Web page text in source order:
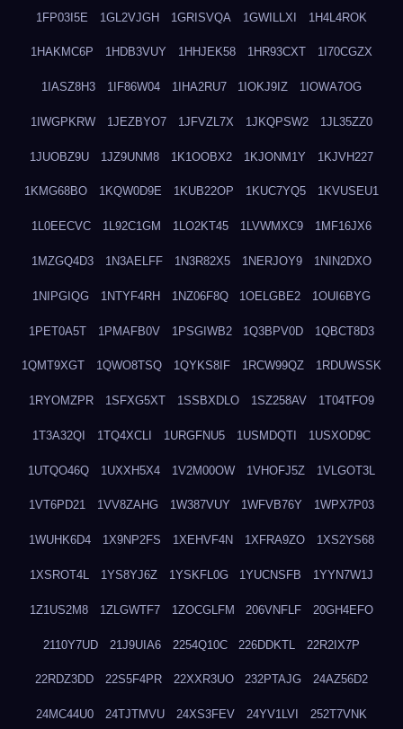
1FP03I5E 1GL2VJGH 1GRISVQA 1GWILLXI 1H4L4ROK
1HAKMC6P 1HDB3VUY 1HHJEK58 1HR93CXT 1I70CGZX
1IASZ8H3 1IF86W04 1IHA2RU7 1IOKJ9IZ 1IOWA7OG
1IWGPKRW 1JEZBYO7 1JFVZL7X 1JKQPSW2 1JL35ZZ0
1JUOBZ9U 1JZ9UNM8 1K1OOBX2 1KJONM1Y 1KJVH227
1KMG68BO 1KQW0D9E 1KUB22OP 1KUC7YQ5 1KVUSEU1
1L0EECVC 1L92C1GM 1LO2KT45 1LVWMXC9 1MF16JX6
1MZGQ4D3 1N3AELFF 1N3R82X5 1NERJOY9 1NIN2DXO
1NIPGIQG 1NTYF4RH 1NZ06F8Q 1OELGBE2 1OUI6BYG
1PET0A5T 1PMAFB0V 1PSGIWB2 1Q3BPV0D 1QBCT8D3
1QMT9XGT 1QWO8TSQ 1QYKS8IF 1RCW99QZ 1RDUWSSK
1RYOMZPR 1SFXG5XT 1SSBXDLO 1SZ258AV 1T04TFO9
1T3A32QI 1TQ4XCLI 1URGFNU5 1USMDQTI 1USXOD9C
1UTQO46Q 1UXXH5X4 1V2M00OW 1VHOFJ5Z 1VLGOT3L
1VT6PD21 1VV8ZAHG 1W387VUY 1WFVB76Y 1WPX7P03
1WUHK6D4 1X9NP2FS 1XEHVF4N 1XFRA9ZO 1XS2YS68
1XSROT4L 1YS8YJ6Z 1YSKFL0G 1YUCNSFB 1YYN7W1J
1Z1US2M8 1ZLGWTF7 1ZOCGLFM 206VNFLF 20GH4EFO
2110Y7UD 21J9UIA6 2254Q10C 226DDKTL 22R2IX7P
22RDZ3DD 22S5F4PR 22XXR3UO 232PTAJG 24AZ56D2
24MC44U0 24TJTMVU 24XS3FEV 24YV1LVI 252T7VNK